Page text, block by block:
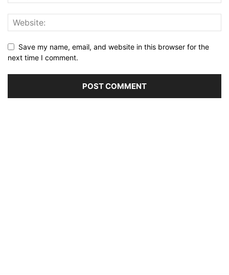
Save my name, email, and website in this browser for the
next time I comment.